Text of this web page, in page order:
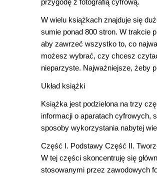
przygodę z fotografią cyfrową.
W wielu książkach znajduje się
sumie ponad 800 stron. W trakcie
aby zawrzeć wszystko to, co
możesz wybrać, czy chcesz
nieparzyste. Najważniejsze, żeby
Układ książki
Książka jest podzielona na trzy
informacji o aparatach cyfrowych,
sposoby wykorzystania nabytej
Część I. Podstawy Część II.
W tej części skoncentruję się
stosowanymi przez zawodowych